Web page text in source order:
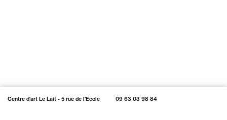
Centre d'art Le Lait - 5 rue de l'Ecole 09 63 03 98 84